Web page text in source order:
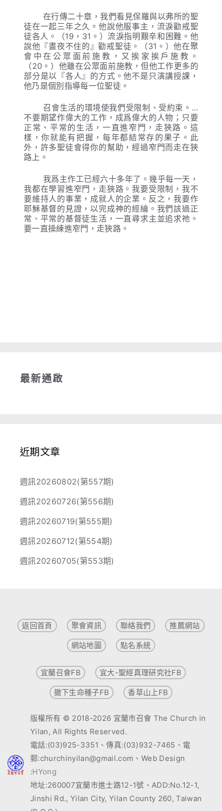
在行傳二十章，我們看見保羅與以弗所的聖
徒在一起三年之久。他說他服事主，流淚勸戒聖
徒各人。（19，31。）流淚指明艱辛和困難。他
說他『晝夜不住的』勸戒聖徒。（31。）他在聚
會中在公眾面前施教，又挨家挨戶施教。
（20。）他雖在公眾面前施教，但他工作更多的
部分是以『各人』的方式。他不是只演講授課，
他乃是個別指導每一位聖徒。
召會生活的環境使我們受限制、受約束。…
不要期望作偉大的工作，成爲偉大的人物；只要
正常、平常的生活，一直進窄門，走狹路。這
樣，你就能有把握，每年都結常存的果子。此
外，許多聖徒會得你的幫助，經過窄門而走在狹
路上。
我爲主作工已經六十多年了。幾乎每一天，
我都在學習進窄門，走狹路。我要受限制，我不
要維持人的事業，成就人的企業。反之，我要作
耶穌基督的見證，以完成神的經綸。我們該過正
常、平常的基督徒生活，一直尋求主並追求祂。
要一直操練進窄門，走狹路。
最新通啟
近期文章
週訊20260802(第557期)
週訊20260726(第556期)
週訊20260719(第555期)
週訊20260712(第554期)
週訊20260705(第553期)
返回首頁 聚會資訊 聯絡我們 推薦網站
網站地圖 點名系統
宜蘭召會FB 宜大-聖經真理研究社FB
撒下生命種子FB 香草山上FB
版權所有 © 2018-2026 宜蘭市召會 The Church in
Yilan, All Rights Reserved.
電話:(03)925-3351、傳真:(03)932-7465、電
郵:churchinyilan@gmail.com、Web Design
:HYong
地址:260007宜蘭市進士路12-1號、ADD:No.12-1,
Jinshi Rd., Yilan City, Yilan County 260, Taiwan